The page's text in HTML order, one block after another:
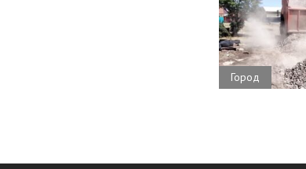
Город